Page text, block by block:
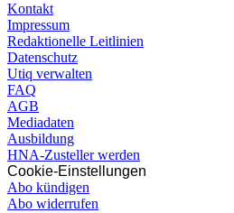
Kontakt
Impressum
Redaktionelle Leitlinien
Datenschutz
Utiq verwalten
FAQ
AGB
Mediadaten
Ausbildung
HNA-Zusteller werden
Cookie-Einstellungen
Abo kündigen
Abo widerrufen